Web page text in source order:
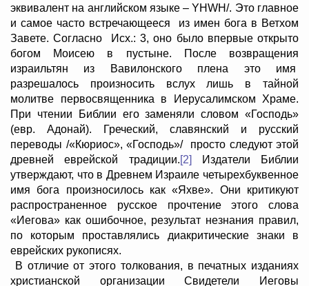
эквивалент на английском языке – YHWH/. Это главное
и самое часто встречающееся из имен бога в Ветхом
Завете. Согласно Исх.: 3, оно было впервые открыто
богом Моисею в пустыне. После возвращения
израильтян из Вавилонского плена это имя
разрешалось произносить вслух лишь в тайной
молитве первосвященника в Иерусалимском Храме.
При чтении Библии его заменяли словом «Господь»
(евр. Адонай). Греческий, славянский и русский
переводы /«Кюриос», «Господь»/ просто следуют этой
древней еврейской традиции.[2] Издатели Библии
утверждают, что в Древнем Израиле четырехбуквенное
имя бога произносилось как «Яхве». Они критикуют
распространенное русское прочтение этого слова
«Иегова» как ошибочное, результат незнания правил,
по которым проставлялись диакритические знаки в
еврейских рукописях.
В отличие от этого толкования, в печатных изданиях
христианской организации Свидетели Иеговы